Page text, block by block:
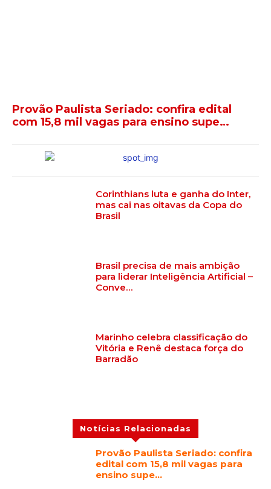
Provão Paulista Seriado: confira edital
com 15,8 mil vagas para ensino supe…
Corinthians luta e ganha do Inter,
mas cai nas oitavas da Copa do
Brasil
Brasil precisa de mais ambição
para liderar Inteligência Artificial –
Conve…
Marinho celebra classificação do
Vitória e Renê destaca força do
Barradão
Notícias Relacionadas
Provão Paulista Seriado: confira
edital com 15,8 mil vagas para
ensino supe…